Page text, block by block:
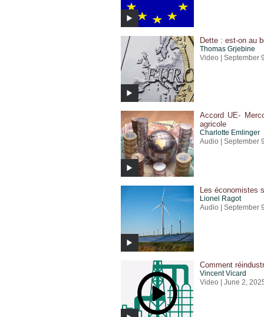
Dette : est-on au
Thomas Grjebine
Video | September
Accord UE-
agricole
Charlotte Emlinger
Audio | September
Les économistes
Lionel Ragot
Audio | September
Comment
Vincent Vicard
Video | June 2,